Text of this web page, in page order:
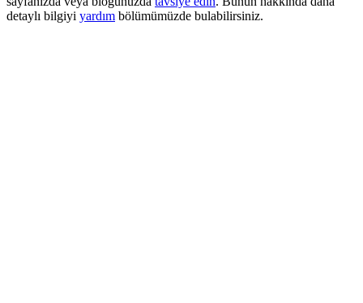
detaylı bilgiyi yardım bölümümüzde bulabilirsiniz.